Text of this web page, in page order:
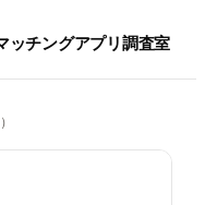
ッチングアプリ調査室